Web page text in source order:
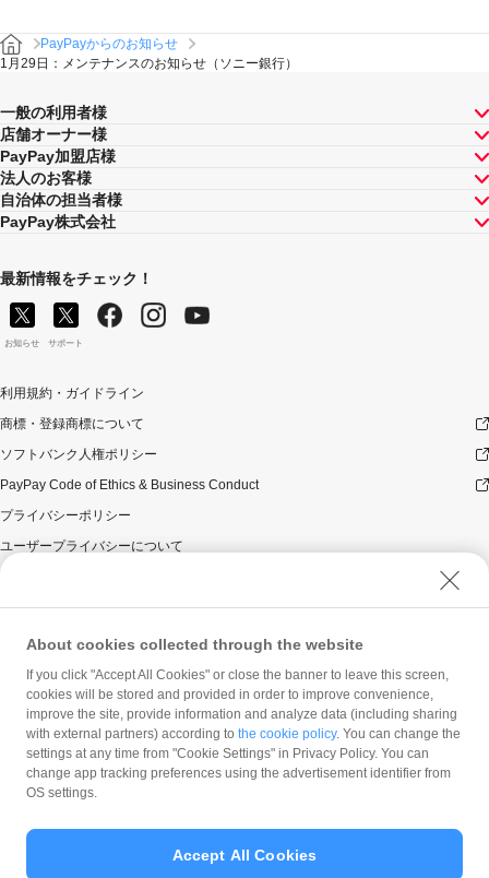
PayPayからのお知らせ
1月29日：メンテナンスのお知らせ（ソニー銀行）
一般の利用者様
店舗オーナー様
PayPay加盟店様
法人のお客様
自治体の担当者様
PayPay株式会社
最新情報をチェック！
お知らせ サポート
利用規約・ガイドライン
商標・登録商標について
ソフトバンク人権ポリシー
PayPay Code of Ethics & Business Conduct
プライバシーポリシー
ユーザープライバシーについて
ウェブサイト利用規約
反社会的勢力に対する方針
勧誘方針
マネロン等基本方針
カスタマーハラスメントに関する当社の考え方
About cookies collected through the website
If you click "Accept All Cookies" or close the banner to leave this screen,
cookies will be stored and provided in order to improve convenience,
improve the site, provide information and analyze data (including sharing
with external partners) according to the cookie policy. You can change the
settings at any time from "Cookie Settings" in Privacy Policy. You can
change app tracking preferences using the advertisement identifier from
OS settings.
Accept All Cookies